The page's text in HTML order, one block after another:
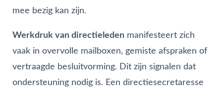
mee bezig kan zijn.
Werkdruk van directieleden manifesteert zich
vaak in overvolle mailboxen, gemiste afspraken of
vertraagde besluitvorming. Dit zijn signalen dat
ondersteuning nodig is. Een directiesecretaresse